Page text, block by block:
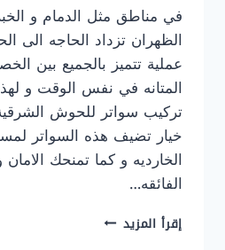
في مناطق مثل الدمام و
الظهران تزداد الحاجه الى
عملية تتميز بالجميع بين
المتانه في نفس الوقت و
تركيب سواتر للحوش
خيار تضيف هذه السواتر
الخارديه و كما تمنحك
الفائقه…
إقرأ المزيد تركيب